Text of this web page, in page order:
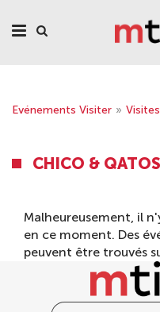
Evénements Visiter » Visites
CHICO &
Malheureusement, il
en ce moment. Des
peuvent être trouvés